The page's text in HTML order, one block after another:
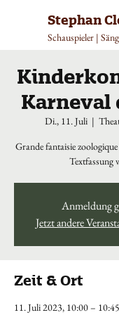
Stephan
Schauspieler |
Karneval
Di., 11. Juli
  |
Grande fantaisie
Textfassung
Anmeldung
Jetzt andere
Zeit & Ort
11. Juli 2023, 10:00 – 10:45